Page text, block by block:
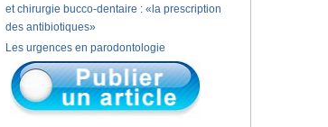
et chirurgie bucco-dentaire : «la prescription
des antibiotiques»
Les urgences en parodontologie